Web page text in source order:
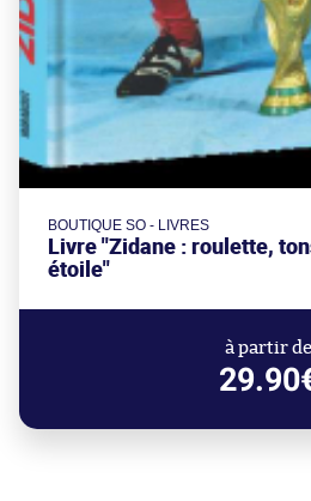
BOUTIQUE SO - LIVRES
Livre "Zidane : roulette,
étoile"
à partir de